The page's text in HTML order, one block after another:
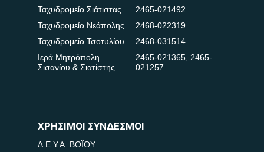
Ταχυδρομείο Σιάτιστας
2465-021492
Ταχυδρομείο Νεάπολης
2468-022319
Ταχυδρομείο Τσοτυλίου
2468-031514
Ιερά Μητρόπολη
Σισανίου & Σιατίστης
2465-021365, 2465-
021257
ΧΡΗΣΙΜΟΙ ΣΥΝΔΕΣΜΟΙ
Δ.Ε.Υ.Α. ΒΟΪΟΥ